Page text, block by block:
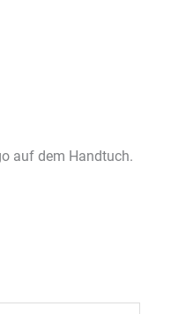
auf dem Handtuch.